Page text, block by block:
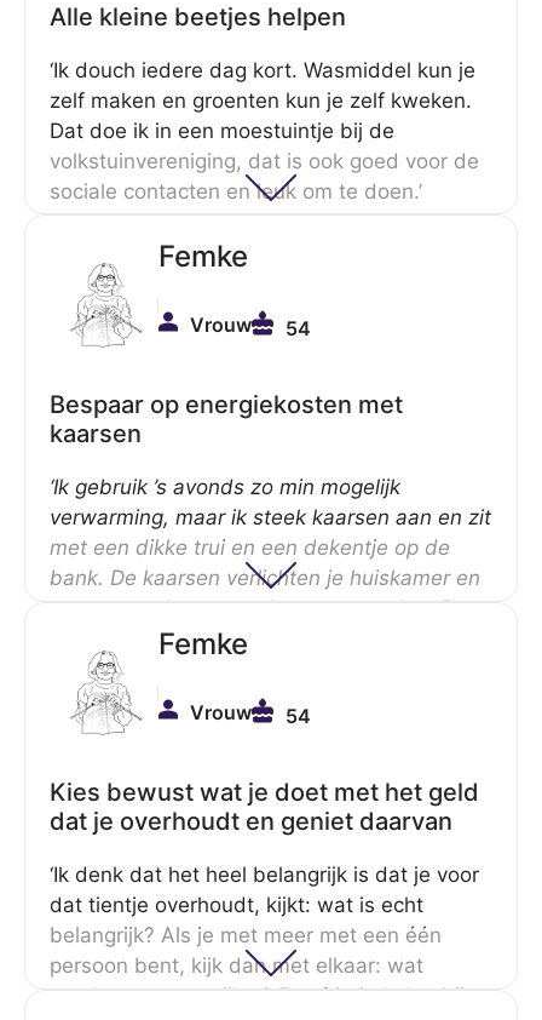
Alle kleine beetjes helpen
‘Ik douch iedere dag kort. Wasmiddel kun je
zelf maken en groenten kun je zelf kweken.
Dat doe ik in een moestuintje bij de
volkstuinvereniging, dat is ook goed voor de
sociale contacten en leuk om te doen.’
Femke
Vrouw 54
Bespaar op energiekosten met
kaarsen
‘Ik gebruik ’s avonds zo min mogelijk
verwarming, maar ik steek kaarsen aan en zit
met een dikke trui en een dekentje op de
bank. De kaarsen verlichten je huiskamer en
verwarmen het met zeker twee graden. Dat
scheelt jaarlijks enorm in energiekosten.’
Femke
Vrouw 54
Kies bewust wat je doet met het geld
dat je overhoudt en geniet daarvan
‘Ik denk dat het heel belangrijk is dat je voor
dat tientje overhoudt, kijkt: wat is echt
belangrijk? Als je met meer met een één
persoon bent, kijk dan met elkaar: wat
zouden we nou willen? Een frietje halen bij